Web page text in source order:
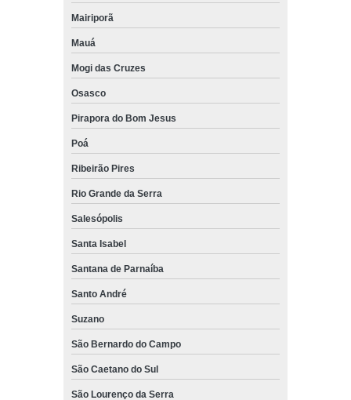
Mairiporã
Mauá
Mogi das Cruzes
Osasco
Pirapora do Bom Jesus
Poá
Ribeirão Pires
Rio Grande da Serra
Salesópolis
Santa Isabel
Santana de Parnaíba
Santo André
Suzano
São Bernardo do Campo
São Caetano do Sul
São Lourenço da Serra